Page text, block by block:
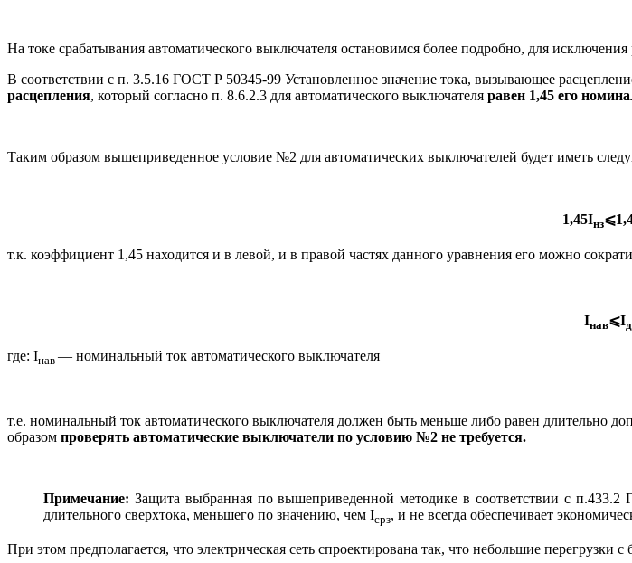
На токе срабатывания автоматического выключателя остановимся более подробно, для
В соответствии с п. 3.5.16 ГОСТ Р 50345-99 Установленное значение тока, вызывающее
расцепления, который согласно п. 8.6.2.3 для автоматического выключателя равен 1,45 его
Таким образом вышеприведенное условие №2 для автоматических выключателей будет иметь
1,45Iнз
т.к. коэффициент 1,45 находится и в левой, и в правой частях данного уравнения его можно
Iнав⩽Iд
где: Iнав — номинальный ток автоматического выключателя
т.е. номинальный ток автоматического выключателя должен быть меньше либо равен длительно
образом проверять автоматические выключатели по условию №2 не требуется.
Примечание: Защита выбранная по вышеприведенной методике в соответствии с
длительного сверхтока, меньшего по значению, чем Iсрз, и не всегда обеспечивает
При этом предполагается, что электрическая сеть спроектирована так, что небольшие перегрузки